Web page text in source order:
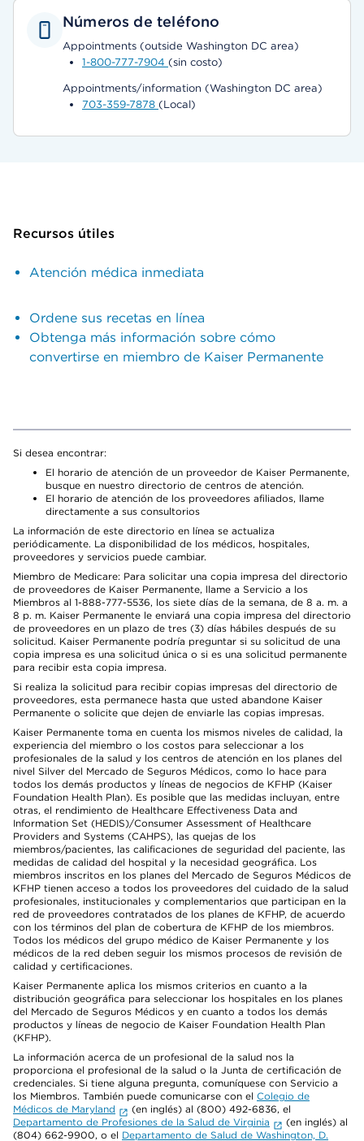
Números de teléfono
Appointments (outside Washington DC area)
1-800-777-7904 (sin costo)
Appointments/information (Washington DC area)
703-359-7878 (Local)
Recursos útiles
Atención médica inmediata
Ordene sus recetas en línea
Obtenga más información sobre cómo
convertirse en miembro de Kaiser Permanente
Si desea encontrar:
El horario de atención de un proveedor de Kaiser Permanente,
busque en nuestro directorio de centros de atención.
El horario de atención de los proveedores afiliados, llame
directamente a sus consultorios
La información de este directorio en línea se actualiza
periódicamente. La disponibilidad de los médicos, hospitales,
proveedores y servicios puede cambiar.
Miembro de Medicare: Para solicitar una copia impresa del directorio
de proveedores de Kaiser Permanente, llame a Servicio a los
Miembros al 1-888-777-5536, los siete días de la semana, de 8 a. m. a
8 p. m. Kaiser Permanente le enviará una copia impresa del directorio
de proveedores en un plazo de tres (3) días hábiles después de su
solicitud. Kaiser Permanente podría preguntar si su solicitud de una
copia impresa es una solicitud única o si es una solicitud permanente
para recibir esta copia impresa.
Si realiza la solicitud para recibir copias impresas del directorio de
proveedores, esta permanece hasta que usted abandone Kaiser
Permanente o solicite que dejen de enviarle las copias impresas.
Kaiser Permanente toma en cuenta los mismos niveles de calidad, la
experiencia del miembro o los costos para seleccionar a los
profesionales de la salud y los centros de atención en los planes del
nivel Silver del Mercado de Seguros Médicos, como lo hace para
todos los demás productos y líneas de negocios de KFHP (Kaiser
Foundation Health Plan). Es posible que las medidas incluyan, entre
otras, el rendimiento de Healthcare Effectiveness Data and
Information Set (HEDIS)/Consumer Assessment of Healthcare
Providers and Systems (CAHPS), las quejas de los
miembros/pacientes, las calificaciones de seguridad del paciente, las
medidas de calidad del hospital y la necesidad geográfica. Los
miembros inscritos en los planes del Mercado de Seguros Médicos de
KFHP tienen acceso a todos los proveedores del cuidado de la salud
profesionales, institucionales y complementarios que participan en la
red de proveedores contratados de los planes de KFHP, de acuerdo
con los términos del plan de cobertura de KFHP de los miembros.
Todos los médicos del grupo médico de Kaiser Permanente y los
médicos de la red deben seguir los mismos procesos de revisión de
calidad y certificaciones.
Kaiser Permanente aplica los mismos criterios en cuanto a la
distribución geográfica para seleccionar los hospitales en los planes
del Mercado de Seguros Médicos y en cuanto a todos los demás
productos y líneas de negocio de Kaiser Foundation Health Plan
(KFHP).
La información acerca de un profesional de la salud nos la
proporciona el profesional de la salud o la Junta de certificación de
credenciales. Si tiene alguna pregunta, comuníquese con Servicio a
los Miembros. También puede comunicarse con el Colegio de
Médicos de Maryland
(en inglés) al (800) 492-6836, el
Departamento de Profesiones de la Salud de Virginia
(en inglés) al
(804) 662-9900, o el Departamento de Salud de Washington, D.